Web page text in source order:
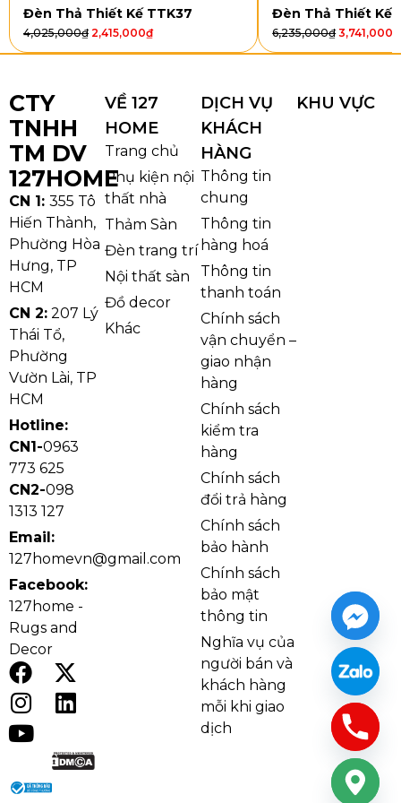
thước Ø600, sản phẩm phù hợp với những căn
phòng có diện tích vừa đến rộng, đặc biệt là phòng
khách hoặc phòng ăn cần một điểm nhấn rõ ràng
Ảnh thật Đèn Ốp Trần Pha Lê OPLH603
Ảnh thật Đèn Ốp Trần Pha Lê OPLH603
Chất liệu pha lê giúp OPLH603 tạo hiệu ứng ánh
sáng lung linh và có chiều sâu hơn so với các mẫu
đèn ốp trần thông thường. Khi đèn bật, ánh sáng
LED phản chiếu qua từng chi tiết pha lê, làm căn
phòng trở nên sáng hơn, ấm hơn và cao cấp hơn. Hệ
LED 3 chế độ giúp người dùng linh hoạt thay đổi ánh
sáng theo nhu cầu sinh hoạt, thư giãn hoặc tiếp
Đèn Thả Thiết Kế TTK37
4,025,000₫ 2,415,000₫
Đèn Thả Thiết Kế
6,235,000₫ 3,741,000
CTY
TNHH
TM DV
127HOME
CN 1: 355 Tô
Hiến Thành,
Phường Hòa
Hưng, TP
HCM
CN 2: 207 Lý
Thái Tổ,
Phường
Vườn Lài, TP
HCM
Hotline:
CN1-0963
773 625
CN2-098
1313 127
Email:
127homevn@gmail.com
Facebook:
127home -
Rugs and
Decor
VỀ 127
HOME
Trang chủ
Phụ kiện nội
thất nhà
Thảm Sàn
Đèn trang trí
Nội thất sàn
Đồ decor
Khác
DỊCH VỤ
KHÁCH
HÀNG
Thông tin
chung
Thông tin
hàng hoá
Thông tin
thanh toán
Chính sách
vận chuyển –
giao nhận
hàng
Chính sách
kiểm tra
hàng
Chính sách
đổi trả hàng
Chính sách
bảo hành
Chính sách
bảo mật
thông tin
Nghĩa vụ của
người bán và
khách hàng
mỗi khi giao
dịch
KHU VỰC